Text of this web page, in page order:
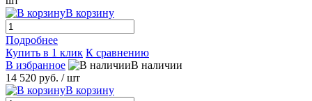
В корзину
Подробнее
Купить в 1 клик К сравнению
В избранное
В наличии
14 520 руб. / шт
В корзину